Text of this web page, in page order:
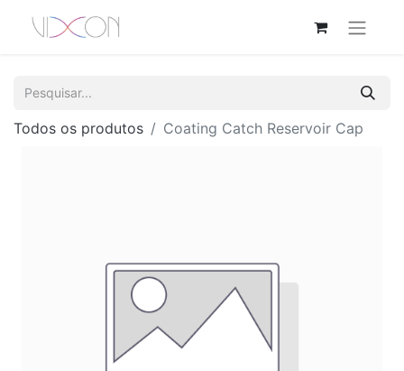
Todos os produtos Coating Catch Reservoir Cap